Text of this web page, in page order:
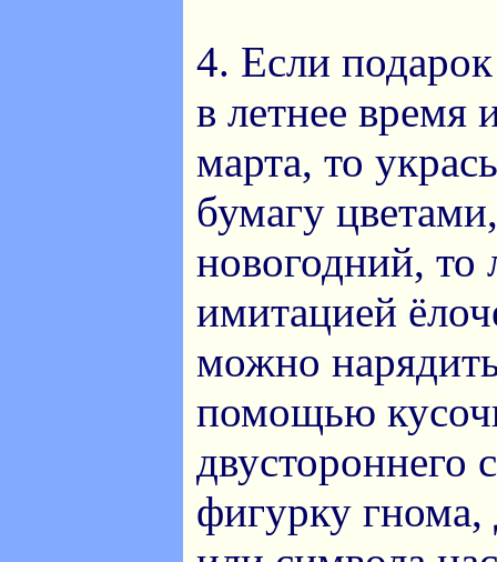
4. Если
в летнее время
марта, то
бумагу
новогодний, то
имитацией
можно
помощью
двустороннего
фигурку